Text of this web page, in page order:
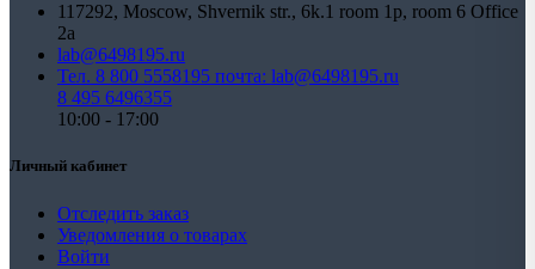
117292, Moscow, Shvernik str., 6k.1 room 1p, room 6 Office
2a
lab@6498195.ru
Тел. 8 800 5558195 почта: lab@6498195.ru
8 495 6496355
10:00 - 17:00
Личный кабинет
Отследить заказ
Уведомления о товарах
Войти